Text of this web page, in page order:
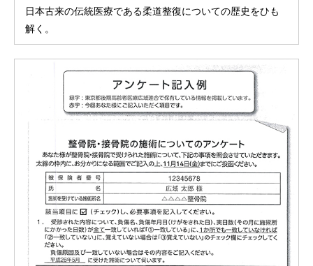
日本古来の伝統医療である柔道整復についての歴史をひも
解く。